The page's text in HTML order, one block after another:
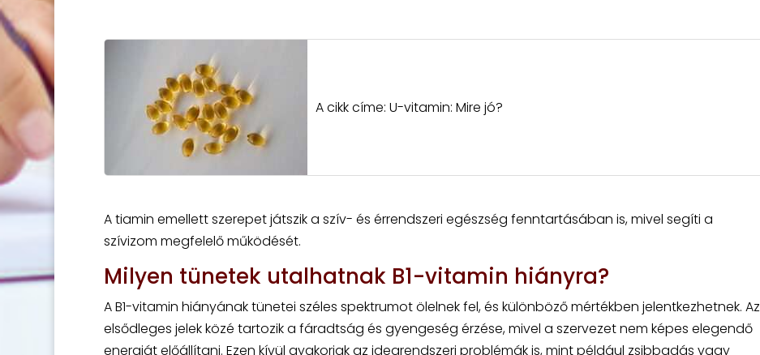
A cikk címe: U-vitamin: Mire jó?
A tiamin emellett szerepet játszik a szív- és érrendszeri egészség fenntartásában is, mivel segíti a
szívizom megfelelő működését.
Milyen tünetek utalhatnak B1-vitamin hiányra?
A B1-vitamin hiányának tünetei széles spektrumot ölelnek fel, és különböző mértékben jelentkezhetnek. Az
elsődleges jelek közé tartozik a fáradtság és gyengeség érzése, mivel a szervezet nem képes elegendő
energiát előállítani. Ezen kívül gyakoriak az idegrendszeri problémák is, mint például zsibbadás vagy